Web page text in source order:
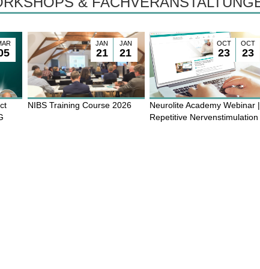
JAN
21
JAN
21
NIBS Training Course 2026
OCT
23
OCT
23
Neurolite Academy Webinar |
Repetitive Nervenstimulation